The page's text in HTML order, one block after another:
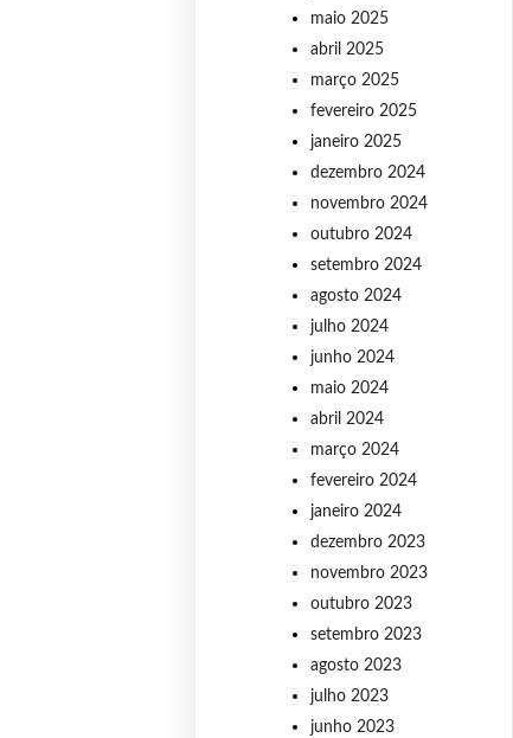
maio 2025
abril 2025
março 2025
fevereiro 2025
janeiro 2025
dezembro 2024
novembro 2024
outubro 2024
setembro 2024
agosto 2024
julho 2024
junho 2024
maio 2024
abril 2024
março 2024
fevereiro 2024
janeiro 2024
dezembro 2023
novembro 2023
outubro 2023
setembro 2023
agosto 2023
julho 2023
junho 2023